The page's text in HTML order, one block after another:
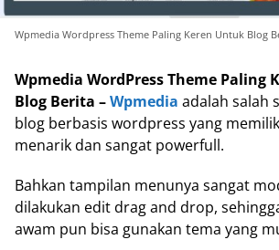
Wpmedia Wordpress Theme Paling Keren Untuk Blog
Wpmedia WordPress Theme Paling
Blog Berita –Wpmedia adalah salah
blog berbasis wordpress yang
menarik dan sangat powerfull.
Bahkan tampilan menunya sangat
dilakukan edit drag and drop,
awam pun bisa gunakan tema yang